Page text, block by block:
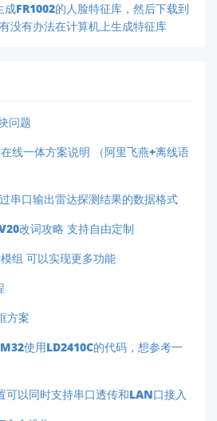
FR1002的人脸特征库，然后下载到
没有办法在计算机上生成特征库
问题
线一体方案说明 （阿里飞燕+离线语
串口输出雷达探测结果的数据格式
改词攻略 支持自由定制
组 可以实现更多功能
方案
使用LD2410C的代码，想参考一
可以同时支持串口透传和LAN口接入